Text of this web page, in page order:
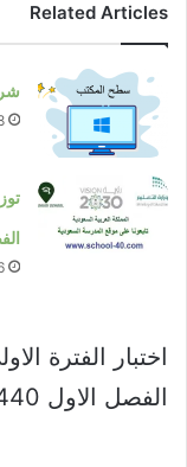
Related Articles
اختبار الفترة
الفصل الاول 1440 هـ / 2019 م